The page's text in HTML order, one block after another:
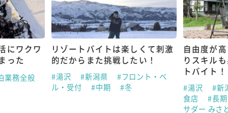
にワクワ
った
業務全般
リゾートバイトは楽しくて刺激
的だからまた挑戦したい！
#湯沢 #新潟県
#フロント・ベ
ル・受付
#中期 #冬
自由度が
りスキル
トバイト！
#湯沢
#新
食店
#長
サダー みさ